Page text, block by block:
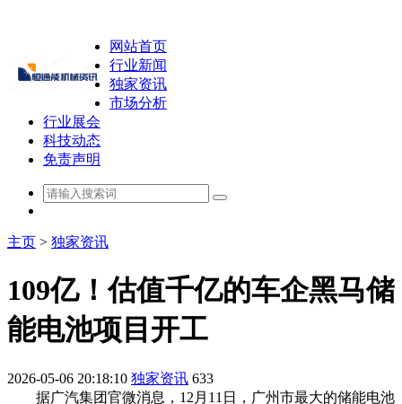
网站首页
行业新闻
独家资讯
市场分析
行业展会
科技动态
免责声明
主页 > 独家资讯
109亿！估值千亿的车企黑马储
能电池项目开工
2026-05-06 20:18:10 独家资讯 633
据广汽集团官微消息，12月11日，广州市最大的储能电池